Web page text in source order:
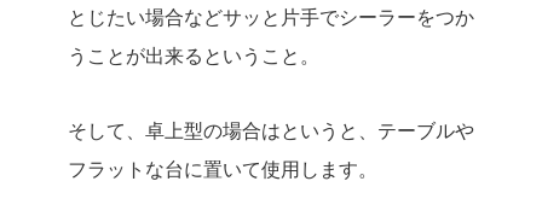
とじたい場合などサッと片手でシーラーをつか
うことが出来るということ。
そして、卓上型の場合はというと、テーブルや
フラットな台に置いて使用します。